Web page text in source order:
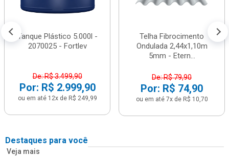
Tanque Plástico 5.000l -
2070025 - Fortlev
De: R$ 3.499,90
Por: R$ 2.999,90
ou em até 12x de R$ 249,99
Telha Fibrocimento
Ondulada 2,44x1,10m
5mm - Etern...
De: R$ 79,90
Por: R$ 74,90
ou em até 7x de R$ 10,70
Destaques para você
Veja mais